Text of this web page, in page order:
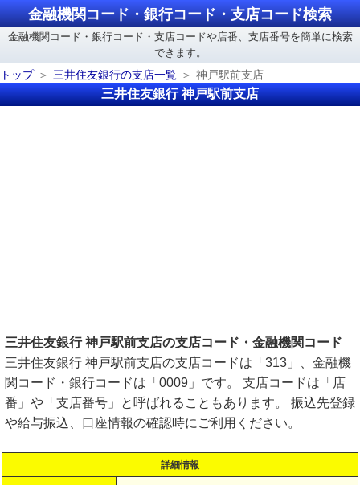
金融機関コード・銀行コード・支店コード検索
金融機関コード・銀行コード・支店コードや店番、支店番号を簡単に検索
できます。
トップ
三井住友銀行の支店一覧 神戸駅前支店
三井住友銀行 神戸駅前支店
三井住友銀行 神戸駅前支店の支店コード・金融機関コード
三井住友銀行 神戸駅前支店の支店コードは「313」、金融機
関コード・銀行コードは「0009」です。 支店コードは「店
番」や「支店番号」と呼ばれることもあります。 振込先登録
や給与振込、口座情報の確認時にご利用ください。
詳細情報